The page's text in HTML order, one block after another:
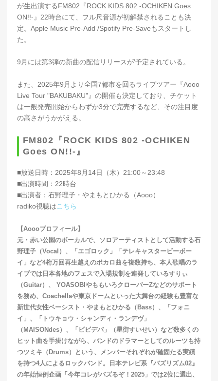
が生出演するFM802『ROCK KIDS 802 -OCHIKEN Goes
ON!!-』22時台にて、フル尺音源が初解禁されることも決
定。Apple Music Pre-Add /Spotify Pre-Saveもスタートし
た。
9月には第3弾の新曲の配信リリースが’予定されている。
また、2025年9月より全国7都市を回るライブツアー『Aooo
Live Tour "BAKUBAKU"』の開催も決定しており、チケット
は一般発売開始からわずか3分で完売するなど、その注目度
の高さがうかがえる。
FM802『ROCK KIDS 802 -OCHIKEN
Goes ON!!-』
■放送日時：2025年8月14日（木）21:00～23:48
■出演時間：22時台
■出演者：石野理子・やまもとひかる（Aooo）
radiko視聴はこちら
【Aoooプロフィール】
元・赤い公園のボーカルで、ソロアーティストとして活動する石
野理子（Vocal）、「エゴロック」「テレキャスタービーボー
イ」など4桁万回再生越えのボカロ曲を複数持ち、本人歌唱のラ
イブでは日本各地のフェスで入場規制を連発しているすりぃ
（Guitar）、 YOASOBIやももいろクローバーZなどのサポート
を務め、Coachellaや東京ドームといった大舞台の経験も豊富な
新世代女性ベーシスト・やまもとひかる（Bass）、「フォニ
イ」、「トウキョウ・シャンディ・ランデヴ」
（MAISONdes）、「ビビデバ」（星街すいせい）など数多くの
ヒット曲を手掛けながら、バンドのドラマーとしてのルーツも持
つツミキ（Drums）という、メンバーそれぞれが確固たる実績
を持つ4人によるロックバンド。日本テレビ系『バズリズム02』
の年始恒例企画「今年コレがバズるぞ！2025」では2位に選出、